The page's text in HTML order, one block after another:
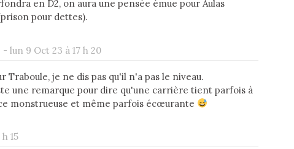
en D2, on aura une pensée émue pour Aulas
pour dettes).
- lun 9 Oct 23 à 17 h 20
Traboule, je ne dis pas qu'il n'a pas le niveau.
une remarque pour dire qu'une carrière tient parfois à
monstrueuse et même parfois écœurante
15